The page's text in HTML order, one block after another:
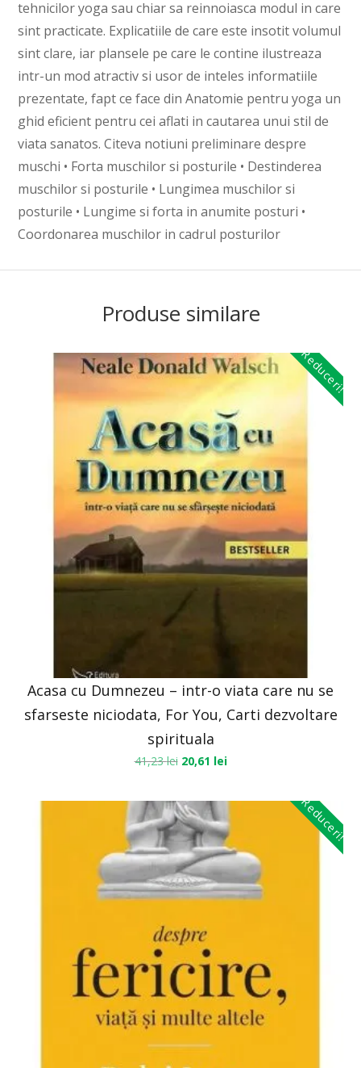
tehnicilor yoga sau chiar sa reinnoiasca modul in care
sint practicate. Explicatiile de care este insotit volumul
sint clare, iar plansele pe care le contine ilustreaza
intr-un mod atractiv si usor de inteles informatiile
prezentate, fapt ce face din Anatomie pentru yoga un
ghid eficient pentru cei aflati in cautarea unui stil de
viata sanatos. Citeva notiuni preliminare despre
muschi • Forta muschilor si posturile • Destinderea
muschilor si posturile • Lungimea muschilor si
posturile • Lungime si forta in anumite posturi •
Coordonarea muschilor in cadrul posturilor
Produse similare
Reduceri!
Acasa cu Dumnezeu – intr-o viata care nu se
sfarseste niciodata, For You, Carti dezvoltare
spirituala
41,23lei 20,61 lei
Reduceri!